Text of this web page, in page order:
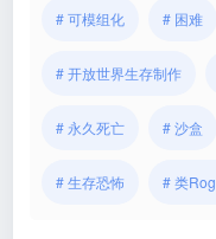
# 可模组化 # 困难
# 开放世界生存制作
# 永久死亡 # 沙盒
# 生存恐怖 # 类